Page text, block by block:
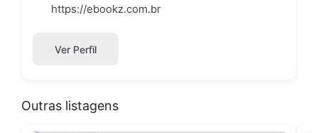
https://ebookz.com.br
Ver Perfil
Outras listagens